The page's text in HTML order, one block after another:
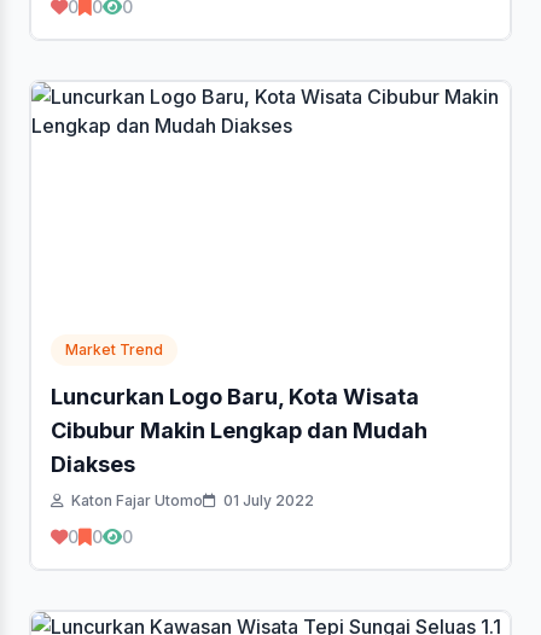
0 0 0
Market Trend
Luncurkan Logo Baru, Kota Wisata
Cibubur Makin Lengkap dan Mudah
Diakses
Katon Fajar Utomo 01 July 2022
0 0 0